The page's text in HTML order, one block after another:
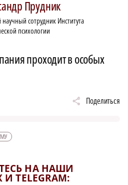
Прудник
сотрудник Института
психологии
проходит в особых
Поделиться
НА НАШИ
TELEGRAM: